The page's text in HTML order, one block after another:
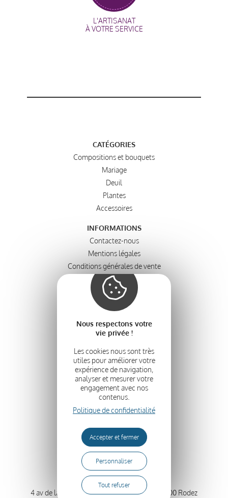
Nous respectons votre
vie privée !
Les cookies nous sont très
utiles pour améliorer votre
expérience de navigation,
analyser et mesurer votre
engagement avec nos
contenus.
Politique de confidentialité
Accepter et fermer
Personnaliser
Tout refuser
L'ARTISANAT
À VOTRE SERVICE
CATÉGORIES
Compositions et bouquets
Mariage
Deuil
Plantes
Accessoires
INFORMATIONS
Contactez-nous
Mentions légales
Conditions générales de vente
Politique de confidentialité
MON COMPTE
Tableau de bord
Mes commandes
Mes adresses
Détails du compte
Se déconnecter
Suivez-nous
4 av de la Gineste – Carrefour Saint Eloi – 12000 Rodez